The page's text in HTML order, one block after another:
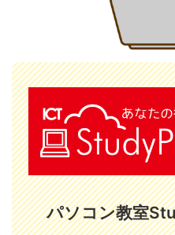
パソコン教室